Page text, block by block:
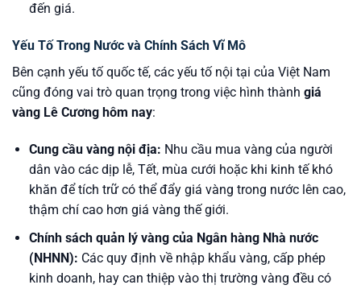
đến giá.
Yếu Tố Trong Nước và Chính Sách Vĩ Mô
Bên cạnh yếu tố quốc tế, các yếu tố nội tại của Việt Nam
cũng đóng vai trò quan trọng trong việc hình thành giá
vàng Lê Cương hôm nay:
Cung cầu vàng nội địa: Nhu cầu mua vàng của người
dân vào các dịp lễ, Tết, mùa cưới hoặc khi kinh tế khó
khăn để tích trữ có thể đẩy giá vàng trong nước lên cao,
thậm chí cao hơn giá vàng thế giới.
Chính sách quản lý vàng của Ngân hàng Nhà nước
(NHNN): Các quy định về nhập khẩu vàng, cấp phép
kinh doanh, hay can thiệp vào thị trường vàng đều có